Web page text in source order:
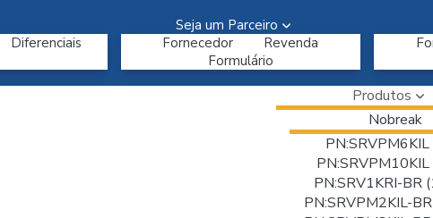
Diferenciais
Seja um Parceiro
Fornecedor
Revenda
Formulário
Produtos
Nobreak
PN:SRVPM6KIL
PN:SRV1KRI-BR
PN:SRVPM2KIL-